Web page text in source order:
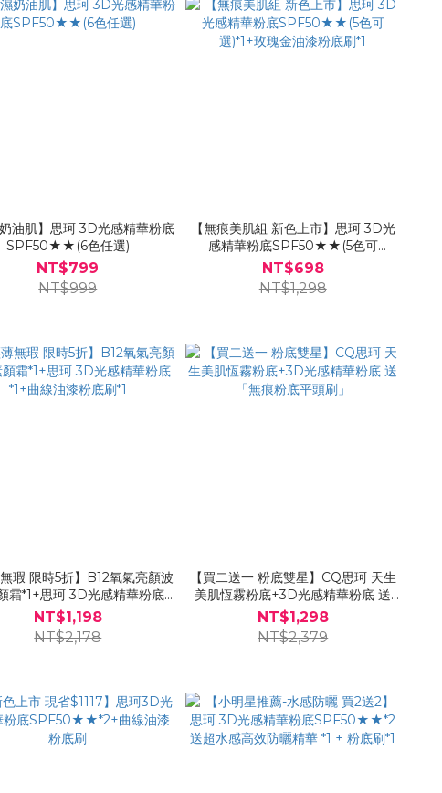
奶油肌】思珂 3D光感精華粉底
SPF50★★(6色任選)
NT$799
NT$999
【無痕美肌組 新色上市】思珂 3D光
感精華粉底SPF50★★(5色可
選)*1+玫瑰金油漆粉底刷*1
NT$698
NT$1,298
無瑕 限時5折】B12氧氣亮顏波
霜*1+思珂 3D光感精華粉底
*1+曲線油漆粉底刷*1
NT$1,198
NT$2,178
【買二送一 粉底雙星】CQ思珂 天生
美肌恆霧粉底+3D光感精華粉底 送
「無痕粉底平頭刷」
NT$1,298
NT$2,379